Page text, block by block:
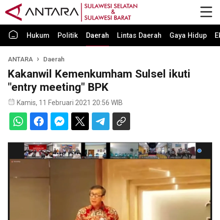
Hukum Politik Daerah Lintas Daerah Gaya Hidup
ANTARA Daerah
Kakanwil Kemenkumham Sulsel ikuti
"entry meeting" BPK
Kamis, 11 Februari 2021 20:56 WIB